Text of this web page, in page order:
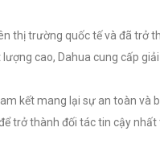
thị trường quốc tế và đã trở
cao, Dahua cung cấp
kết mang lại sự an toàn và
trở thành đối tác tin cậy